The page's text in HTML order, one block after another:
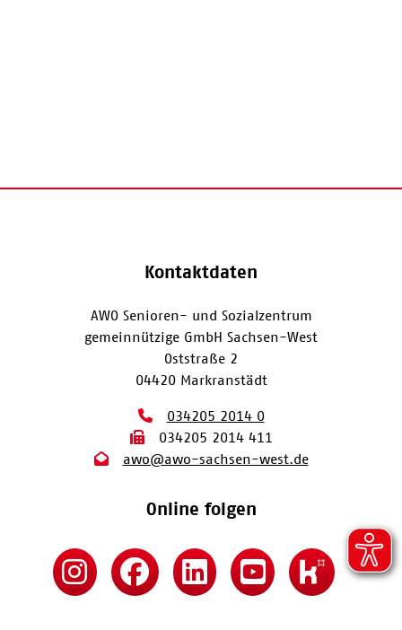
Kontaktdaten
AWO Senioren- und Sozialzentrum
gemeinnützige GmbH Sachsen-West
Oststraße 2
04420 Markranstädt
034205 2014 0
034205 2014 411
awo@awo-sachsen-west.de
Online folgen